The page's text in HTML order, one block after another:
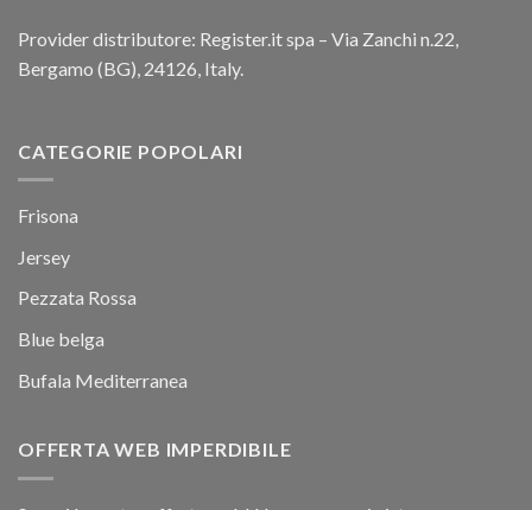
Provider distributore: Register.it spa – Via Zanchi n.22,
Bergamo (BG), 24126, Italy.
CATEGORIE POPOLARI
Frisona
Jersey
Pezzata Rossa
Blue belga
Bufala Mediterranea
OFFERTA WEB IMPERDIBILE